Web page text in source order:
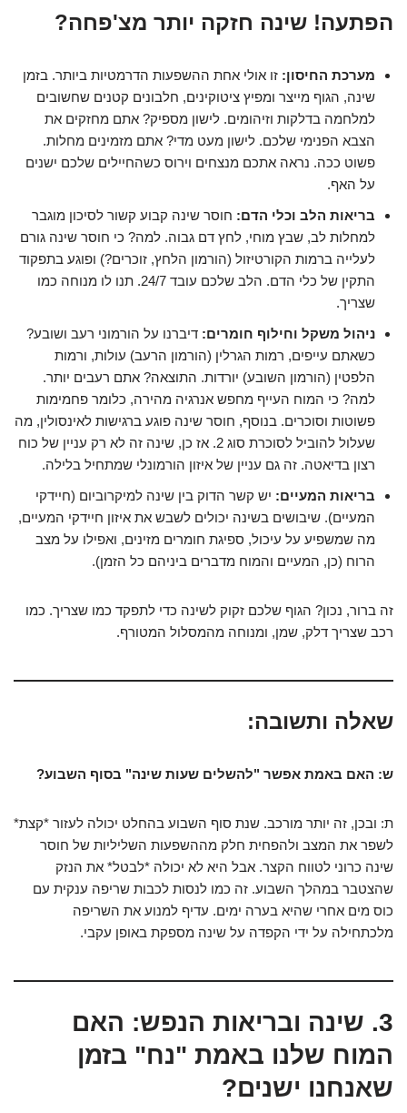
הפתעה! שינה חזקה יותר מצ'פחה?
מערכת החיסון: זו אולי אחת ההשפעות הדרמטיות ביותר. בזמן
שינה, הגוף מייצר ומפיץ ציטוקינים, חלבונים קטנים שחשובים
למלחמה בדלקות וזיהומים. לישון מספיק? אתם מחזקים את
הצבא הפנימי שלכם. לישון מעט מדי? אתם מזמינים מחלות.
פשוט ככה. נראה אתכם מנצחים וירוס כשהחיילים שלכם ישנים
על האף.
בריאות הלב וכלי הדם: חוסר שינה קבוע קשור לסיכון מוגבר
למחלות לב, שבץ מוחי, לחץ דם גבוה. למה? כי חוסר שינה גורם
לעלייה ברמות הקורטיזול (הורמון הלחץ, זוכרים?) ופוגע בתפקוד
התקין של כלי הדם. הלב שלכם עובד 24/7. תנו לו מנוחה כמו
שצריך.
ניהול משקל וחילוף חומרים: דיברנו על הורמוני רעב ושובע?
כשאתם עייפים, רמות הגרלין (הורמון הרעב) עולות, ורמות
הלפטין (הורמון השובע) יורדות. התוצאה? אתם רעבים יותר.
למה? כי המוח העייף מחפש אנרגיה מהירה, כלומר פחמימות
פשוטות וסוכרים. בנוסף, חוסר שינה פוגע ברגישות לאינסולין, מה
שעלול להוביל לסוכרת סוג 2. אז כן, שינה זה לא רק עניין של כוח
רצון בדיאטה. זה גם עניין של איזון הורמונלי שמתחיל בלילה.
בריאות המעיים: יש קשר הדוק בין שינה למיקרוביום (חיידקי
המעיים). שיבושים בשינה יכולים לשבש את איזון חיידקי המעיים,
מה שמשפיע על עיכול, ספיגת חומרים מזינים, ואפילו על מצב
הרוח (כן, המעיים והמוח מדברים ביניהם כל הזמן).
זה ברור, נכון? הגוף שלכם זקוק לשינה כדי לתפקד כמו שצריך. כמו
רכב שצריך דלק, שמן, ומנוחה מהמסלול המטורף.
שאלה ותשובה:
ש: האם באמת אפשר "להשלים שעות שינה" בסוף השבוע?
ת: ובכן, זה יותר מורכב. שנת סוף השבוע בהחלט יכולה לעזור *קצת*
לשפר את המצב ולהפחית חלק מההשפעות השליליות של חוסר
שינה כרוני לטווח הקצר. אבל היא לא יכולה *לבטל* את הנזק
שהצטבר במהלך השבוע. זה כמו לנסות לכבות שריפה ענקית עם
כוס מים אחרי שהיא בערה ימים. עדיף למנוע את השריפה
מלכתחילה על ידי הקפדה על שינה מספקת באופן עקבי.
3. שינה ובריאות הנפש: האם
המוח שלנו באמת "נח" בזמן
שאנחנו ישנים?